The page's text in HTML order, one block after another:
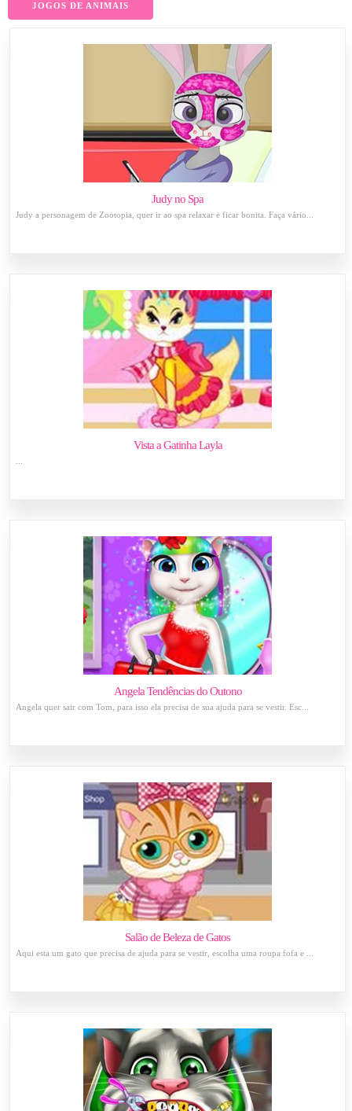
JOGOS DE ANIMAIS
Judy no Spa
Judy a personagem de Zootopia, quer ir ao spa relaxar e ficar bonita. Faça vário...
Vista a Gatinha Layla
Angela Tendências do Outono
Angela quer sair com Tom, para isso ela precisa de sua ajuda para se vestir. Esc...
Salão de Beleza de Gatos
Aqui esta um gato que precisa de ajuda para se vestir, escolha uma roupa fofa e ...